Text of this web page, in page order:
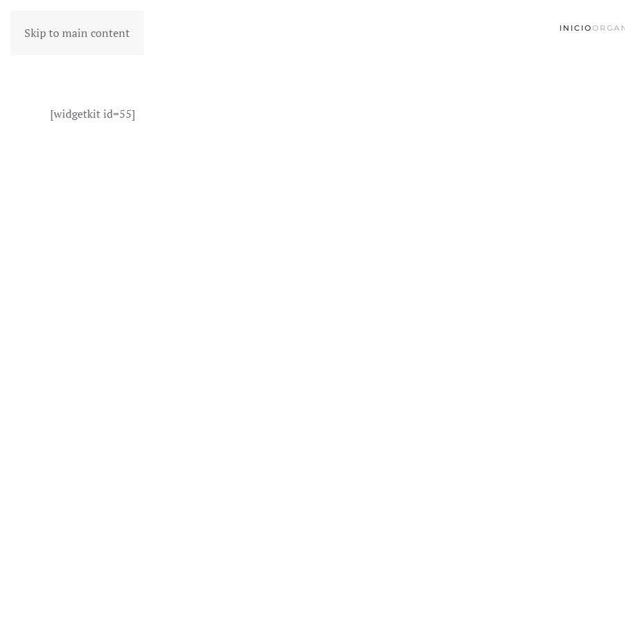
Skip to main content INICIO
[widgetkit id=55]